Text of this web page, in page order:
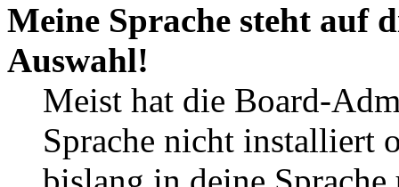
Meine Sprache steht auf
Auswahl!
Meist hat die Board-
Sprache nicht installiert